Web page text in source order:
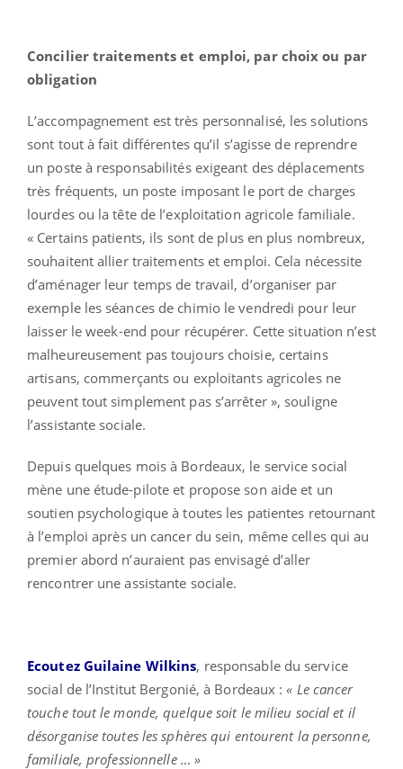
Concilier traitements et emploi, par choix ou par
obligation
L’accompagnement est très personnalisé, les solutions
sont tout à fait différentes qu’il s’agisse de reprendre
un poste à responsabilités exigeant des déplacements
très fréquents, un poste imposant le port de charges
lourdes ou la tête de l’exploitation agricole familiale.
« Certains patients, ils sont de plus en plus nombreux,
souhaitent allier traitements et emploi. Cela nécessite
d’aménager leur temps de travail, d’organiser par
exemple les séances de chimio le vendredi pour leur
laisser le week-end pour récupérer. Cette situation n’est
malheureusement pas toujours choisie, certains
artisans, commerçants ou exploitants agricoles ne
peuvent tout simplement pas s’arrêter », souligne
l’assistante sociale.
Depuis quelques mois à Bordeaux, le service social
mène une étude-pilote et propose son aide et un
soutien psychologique à toutes les patientes retournant
à l’emploi après un cancer du sein, même celles qui au
premier abord n’auraient pas envisagé d’aller
rencontrer une assistante sociale.
Ecoutez Guilaine Wilkins, responsable du service
social de l’Institut Bergonié, à Bordeaux :« Le cancer
touche tout le monde, quelque soit le milieu social et il
désorganise toutes les sphères qui entourent la personne,
familiale, professionnelle … »